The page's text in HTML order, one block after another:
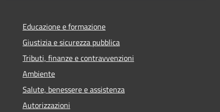
Educazione e formazione
Giustizia e sicurezza pubblica
Tributi, finanze e contravvenzioni
Ambiente
Salute, benessere e assistenza
Autorizzazioni